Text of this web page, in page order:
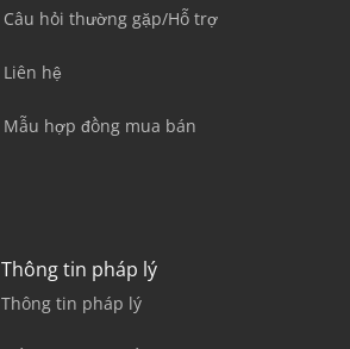
Câu hỏi thường gặp/Hỗ trợ
Liên hệ
Mẫu hợp đồng mua bán
Thông tin pháp lý
Thông tin pháp lý